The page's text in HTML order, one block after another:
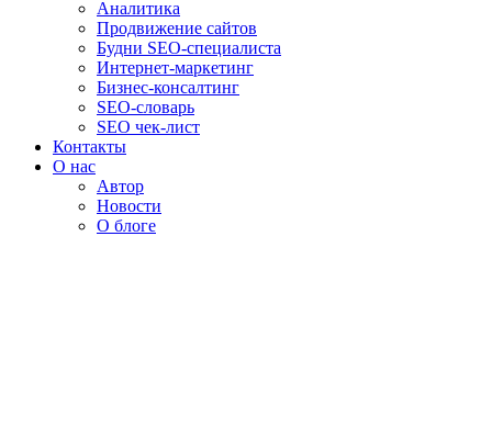
Аналитика
Продвижение сайтов
Будни SEO-специалиста
Интернет-маркетинг
Бизнес-консалтинг
SEO-словарь
SEO чек-лист
Контакты
О нас
Автор
Новости
О блоге